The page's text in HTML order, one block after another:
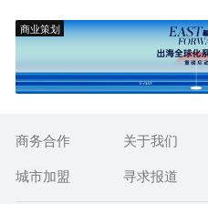
商业策划
商务合作 关于我们
城市加盟
寻求报道